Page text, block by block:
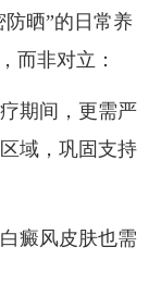
晒”的日常养
而非对立：
期间，更需严
域，巩固支持
癜风皮肤也需